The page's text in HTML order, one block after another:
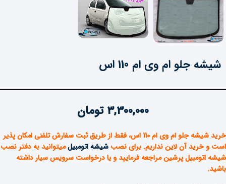
شیشه جلو ام وی ام 110 اس
3,300,000 تومان
خرید شیشه جلو ام وی ام 110 اس، فقط از طریق ثبت سفارش تلفنی امکان پذیر
است و خرید آن لاین نداریم. برای نصب شیشه اتومبیلمیتوانید به دفتر نصب
شیشه اتومبیل پرشین مراجعه فرمایید و یا درخواست سرویس سیار داشته
باشید.